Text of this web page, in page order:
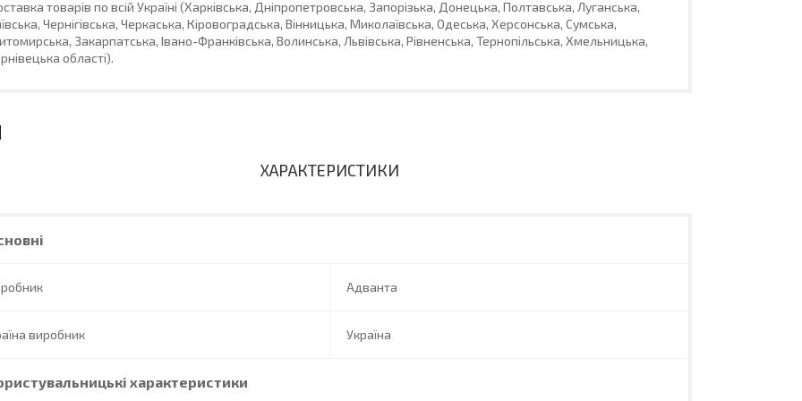
товарів по всій Україні (Харківська, Дніпропетровська, Запорізька, Донецька, Полтавська, Луганська,
Чернігівська, Черкаська, Кіровоградська, Вінницька, Миколаївська, Одеська, Херсонська, Сумська,
Закарпатська, Івано-Франківська, Волинська, Львівська, Рівненська, Тернопільська, Хмельницька,
області).
ХАРАКТЕРИСТИКИ
Адванта
виробник Україна
характеристики